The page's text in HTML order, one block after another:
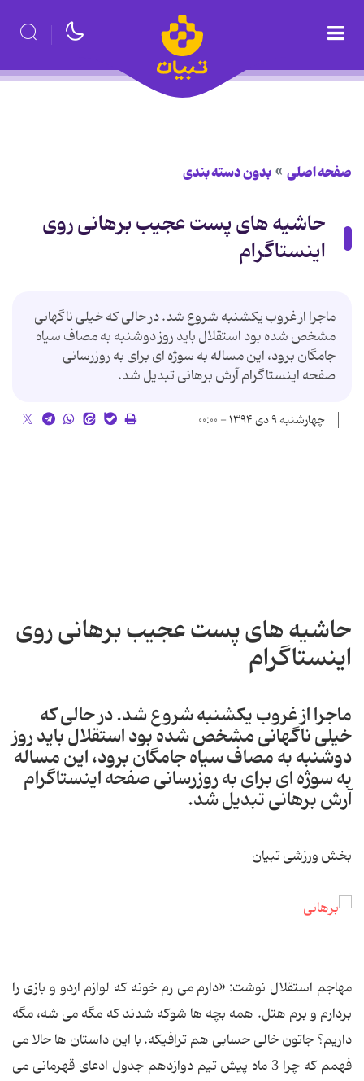
صفحه اصلی بدون دسته بندی
حاشیه های پست عجیب برهانی روی
اینستاگرام
ماجرا از غروب یکشنبه شروع شد. در حالی که خیلی ناگهانی
مشخص شده بود استقلال باید روز دوشنبه به مصاف سیاه
جامگان برود، این مساله به سوژه ای برای به روزرسانی
صفحه اینستاگرام آرش برهانی تبدیل شد.
چهارشنبه ۹ دی ۱۳۹۴ - ۰۰:۰۰
حاشیه های پست عجیب برهانی روی
اینستاگرام
ماجرا از غروب یکشنبه شروع شد. در حالی که
خیلی ناگهانی مشخص شده بود استقلال باید روز
دوشنبه به مصاف سیاه جامگان برود، این مساله
به سوژه ای برای به روزرسانی صفحه اینستاگرام
آرش برهانی تبدیل شد.
بخش ورزشی تبیان
مهاجم استقلال نوشت: «دارم می رم خونه که لوازم اردو و بازی را
بردارم و برم هتل. همه بچه ها شوکه شدند که مگه می شه، مگه
داریم؟ جاتون خالی حسابی هم ترافیکه. با این داستان ها حالا می
فهمم که چرا 3 ماه پیش تیم دوازدهم جدول ادعای قهرمانی می